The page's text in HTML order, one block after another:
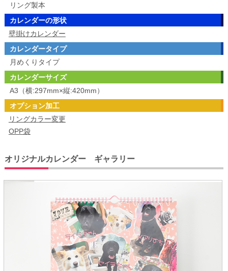
リング製本
カレンダーの形状
壁掛けカレンダー
カレンダータイプ
月めくりタイプ
カレンダーサイズ
A3（横:297mm×縦:420mm）
オプション加工
リングカラー変更
OPP袋
オリジナルカレンダー ギャラリー